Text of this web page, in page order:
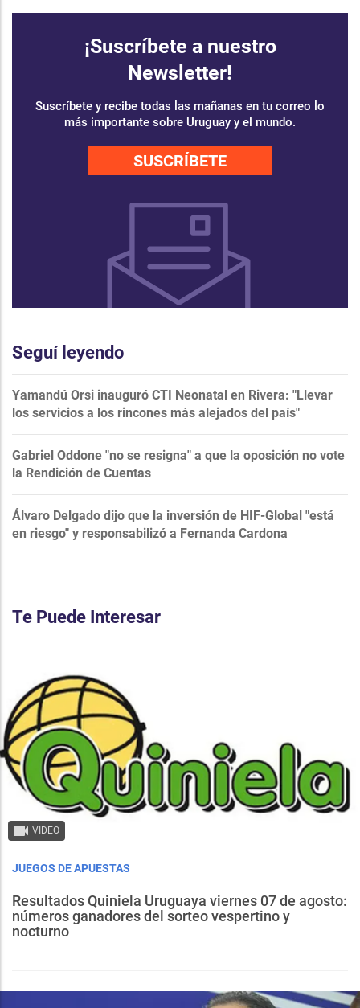
¡Suscríbete a nuestro
Newsletter!
Suscríbete y recibe todas las mañanas en tu correo lo
más importante sobre Uruguay y el mundo.
SUSCRÍBETE
Seguí leyendo
Yamandú Orsi inauguró CTI Neonatal en Rivera: "Llevar
los servicios a los rincones más alejados del país"
Gabriel Oddone "no se resigna" a que la oposición no vote
la Rendición de Cuentas
Álvaro Delgado dijo que la inversión de HIF-Global "está
en riesgo" y responsabilizó a Fernanda Cardona
Te Puede Interesar
VIDEO
JUEGOS DE APUESTAS
Resultados Quiniela Uruguaya viernes 07 de agosto:
números ganadores del sorteo vespertino y
nocturno